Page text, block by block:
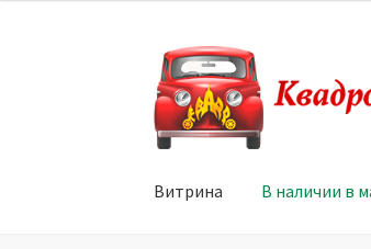
Перейти
к
навигации
Перейти
к
содержимому
Витрина В наличии в